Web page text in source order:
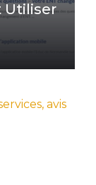
Utiliser
avis